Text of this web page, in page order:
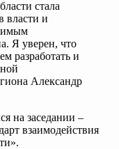
стала
власти и
Я уверен, что
разработать и
Александр
на заседании –
взаимодействия